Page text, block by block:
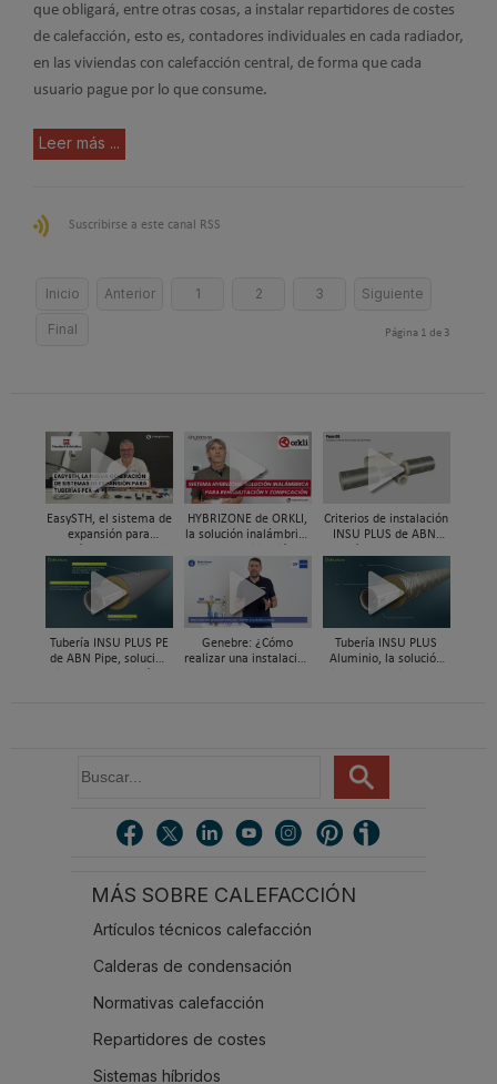
que obligará, entre otras cosas, a instalar repartidores de costes
de calefacción, esto es, contadores individuales en cada radiador,
en las viviendas con calefacción central, de forma que cada
usuario pague por lo que consume.
Leer más ...
Suscribirse a este canal RSS
Inicio Anterior 1 2 3 Siguiente
Final Página 1 de 3
EasySTH, el sistema de
expansión para
Mestres, Standard
Hidráulica
HYBRIZONE de ORKLI,
la solución inalámbrica
zonificación del clima
en vivienda
Criterios de instalación
INSU PLUS de ABN,
Tubería INSU PLUS PE
de ABN Pipe, solución
Genebre: ¿Cómo
realizar una instalación
Tubería INSU PLUS
Aluminio, la solución
u
MÁS SOBRE CALEFACCIÓN
Artículos técnicos calefacción
Calderas de condensación
Normativas calefacción
Repartidores de costes
Sistemas híbridos